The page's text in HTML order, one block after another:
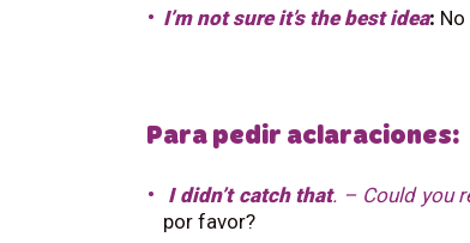
I’m not sure it’s the best idea:
Para pedir aclaraciones:
I didn’t catch that. – Could you
por favor?